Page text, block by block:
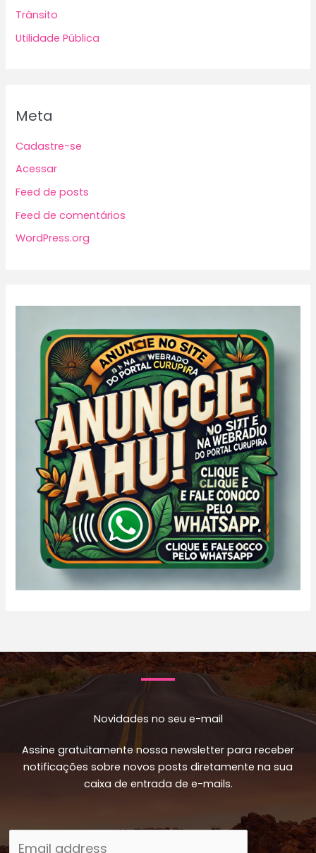
Trânsito
Utilidade Pública
Meta
Cadastre-se
Acessar
Feed de posts
Feed de comentários
WordPress.org
Novidades no seu e-mail
Assine gratuitamente nossa newsletter para receber
notificações sobre novos posts diretamente na sua
caixa de entrada de e-mails.